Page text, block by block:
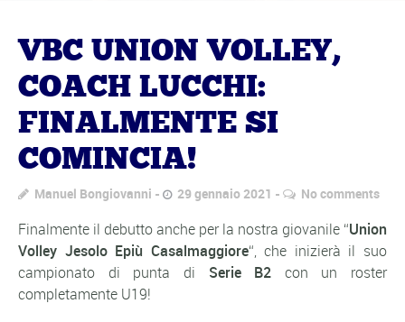
VBC UNION VOLLEY,
COACH LUCCHI:
FINALMENTE SI
COMINCIA!
Manuel Bongiovanni 29 gennaio 2021 No comments
Finalmente il debutto anche per la nostra giovanile “Union
Volley Jesolo Epiù Casalmaggiore“, che inizierà il suo
campionato di punta di Serie B2 con un roster
completamente U19!